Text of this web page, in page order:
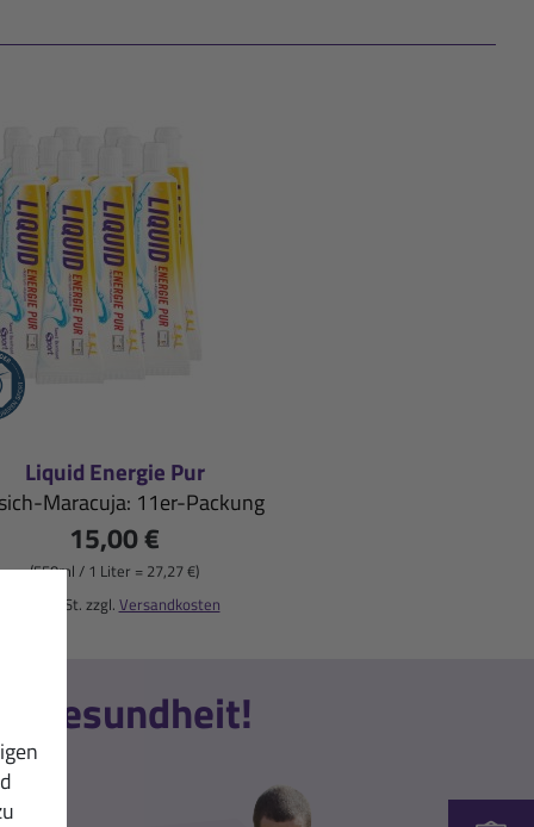
Liquid Energie Pur
Maracuja: 11er-Packung
15,00 €
(550ml / 1 Liter = 27,27 €)
inkl. MwSt. zzgl. Versandkosten
Gesundheit!